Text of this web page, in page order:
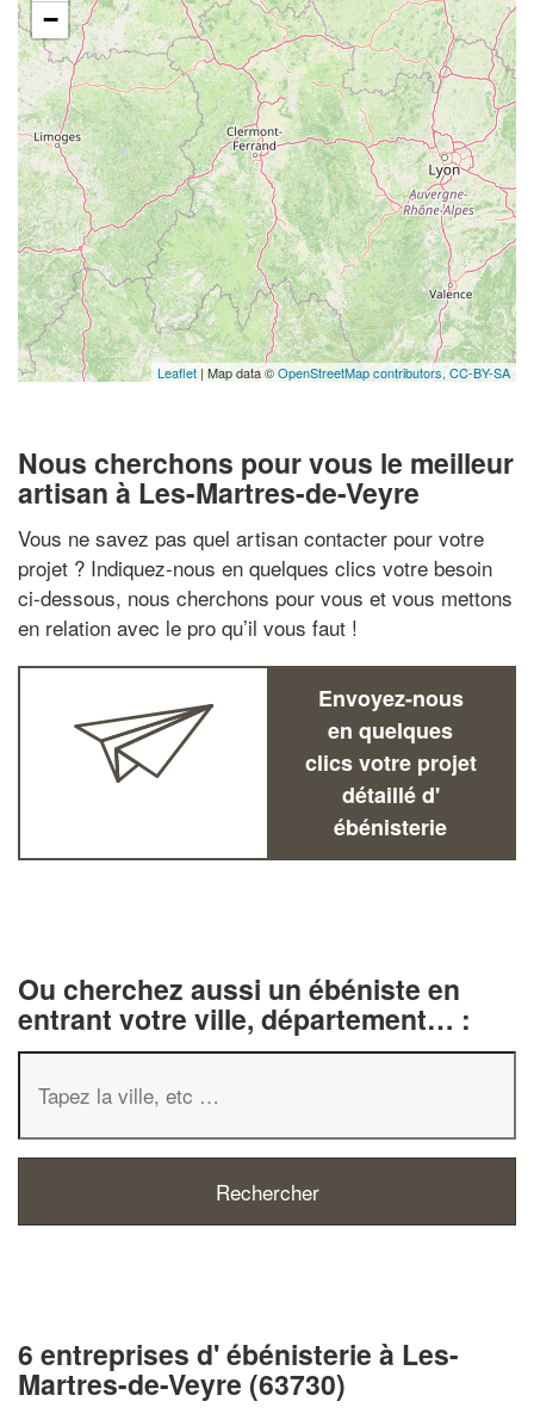
−
Leaflet| Map data ©OpenStreetMap contributors, CC-BY-SA
Nous cherchons pour vous le meilleur
artisan à Les-Martres-de-Veyre
Vous ne savez pas quel artisan contacter pour votre
projet ? Indiquez-nous en quelques clics votre besoin
ci-dessous, nous cherchons pour vous et vous mettons
en relation avec le pro qu’il vous faut !
Envoyez-nous
en quelques
clics votre projet
détaillé d'
ébénisterie
Ou cherchez aussi un ébéniste en
entrant votre ville, département… :
6 entreprises d' ébénisterie à Les-
Martres-de-Veyre (63730)